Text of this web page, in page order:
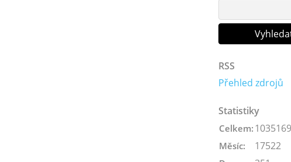
RSS
Přehled zdrojů
Statistiky
Celkem: 1035169
Měsíc: 17522